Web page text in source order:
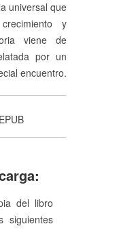
universal que
y
viene de
por un
encuentro.
del libro
siguientes